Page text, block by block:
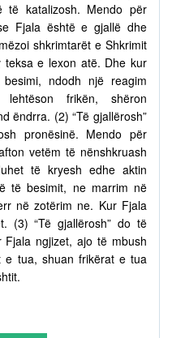
të katalizosh. Mendo për
Fjala është e gjallë dhe
shkrimtarët e Shkrimit
e lexon atë. Dhe kur
ndodh një reagim
frikën, shëron
ëndrra. (2) “Të gjallërosh”
pronësinë. Mendo për
vetëm të nënshkruash
të kryesh edhe aktin
të besimit, ne marrim në
në zotërim ne. Kur Fjala
(3) “Të gjallërosh” do të
ngjizet, ajo të mbush
e tua, shuan frikërat e tua